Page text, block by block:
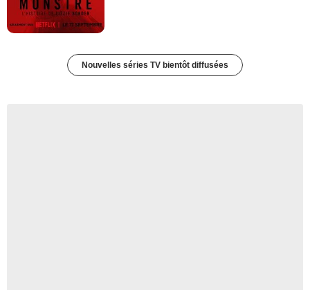
Nouvelles séries TV bientôt diffusées